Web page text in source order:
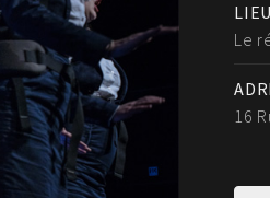
Le
16